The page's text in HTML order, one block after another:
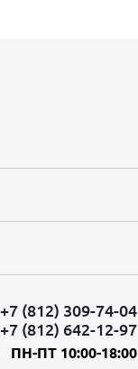
+7 (812) 309-74-04
+7 (812) 642-12-97
ПН-ПТ 10:00-18:00